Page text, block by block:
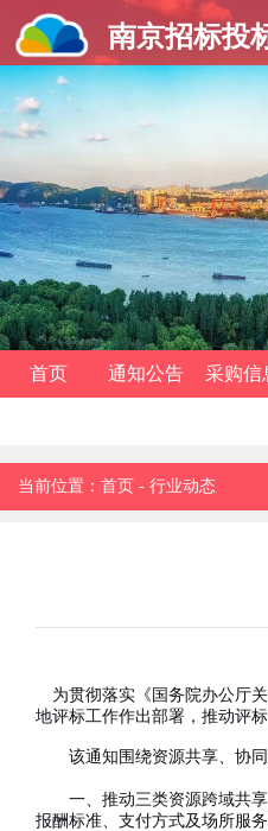
南京招标投
首页 通知公告 采购信
当前位置： 首页 - 行业动态
为贯彻落实《国务院办公厅
地评标工作作出部署，推动评
该通知围绕资源共享、协
一、推动三类资源跨域共享
报酬标准、支付方式及场所服